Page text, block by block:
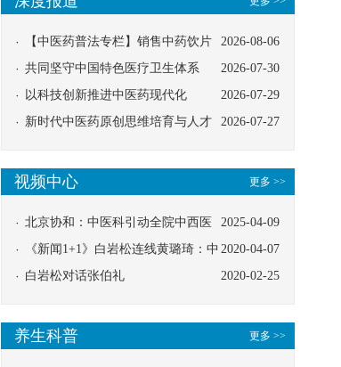
2026-08-06
【中医药普法专栏】销售中药饮片
应告知煎服方法及注意事项
2026-07-30
共同坚守中国特色医疗卫生体系
2026-07-29
以科技创新推进中医药现代化
2026-07-27
新时代中医药原创思维培育与人才
更多 >>
视频中心
2025-04-09
北京协和：中医科引动全院中西医
协同
2020-04-07
《新闻1+1》白岩松连线黄璐琦：中
医救治的临床效果
2020-02-25
白岩松对话张伯礼
更多 >>
养生科普